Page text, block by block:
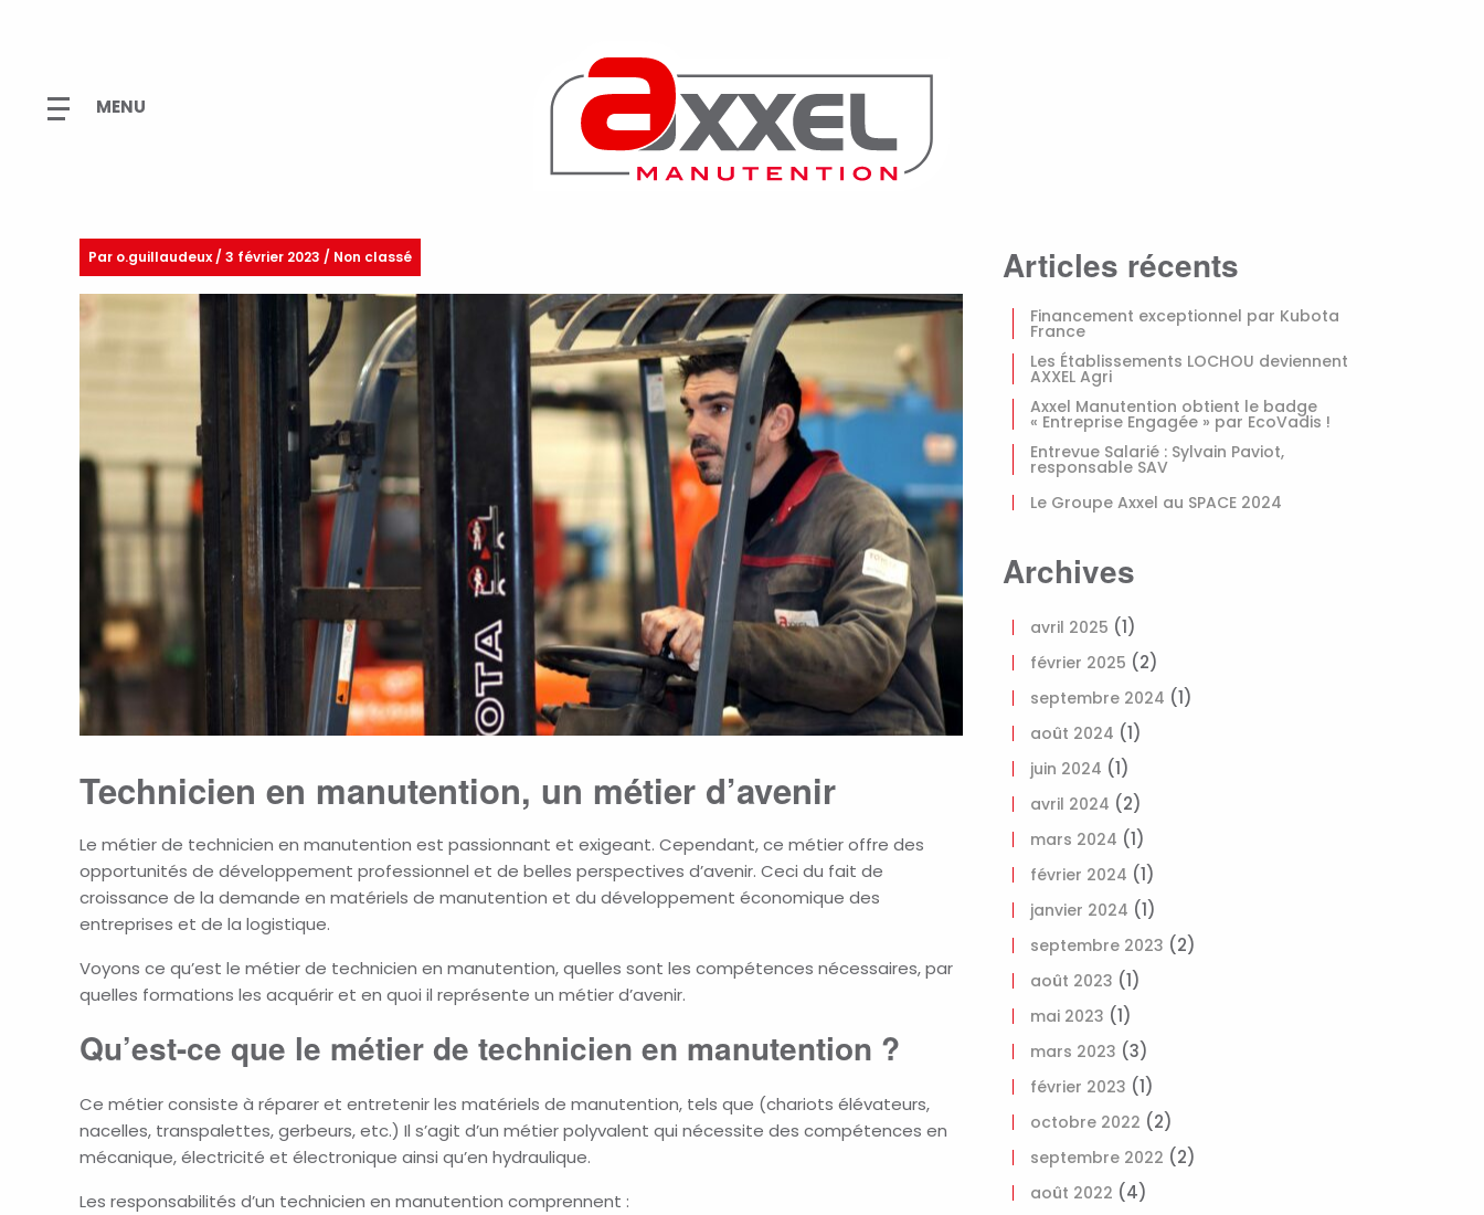
Par o.guillaudeux/ 3 février 2023 / Non classé
Technicien en manutention, un métier d’avenir
Le métier de technicien en manutention est passionnant et exigeant. Cependant, ce métier offre des
opportunités de développement professionnel et de belles perspectives d’avenir. Ceci du fait de
croissance de la demande en matériels de manutention et du développement économique des
entreprises et de la logistique.
Voyons ce qu’est le métier de technicien en manutention, quelles sont les compétences nécessaires, par
quelles formations les acquérir et en quoi il représente un métier d’avenir.
Qu’est-ce que le métier de technicien en manutention ?
Ce métier consiste à réparer et entretenir les matériels de manutention, tels que (chariots élévateurs,
nacelles, transpalettes, gerbeurs, etc.) Il s’agit d’un métier polyvalent qui nécessite des compétences en
mécanique, électricité et électronique ainsi qu’en hydraulique.
Les responsabilités d’un technicien en manutention comprennent :
Articles récents
Financement exceptionnel par Kubota
France
Les Établissements LOCHOU deviennent
AXXEL Agri
Axxel Manutention obtient le badge
« Entreprise Engagée » par EcoVadis !
Entrevue Salarié : Sylvain Paviot,
responsable SAV
Le Groupe Axxel au SPACE 2024
Archives
avril 2025 (1)
février 2025 (2)
septembre 2024 (1)
août 2024 (1)
juin 2024 (1)
avril 2024 (2)
mars 2024 (1)
février 2024 (1)
janvier 2024 (1)
septembre 2023 (2)
août 2023 (1)
mai 2023 (1)
mars 2023 (3)
février 2023 (1)
octobre 2022 (2)
septembre 2022 (2)
août 2022 (4)